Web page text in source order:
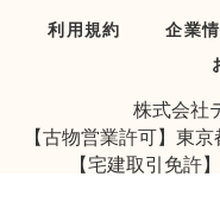
利用規約 企業
株式会社
【古物営業許可】東
【宅建取引免許